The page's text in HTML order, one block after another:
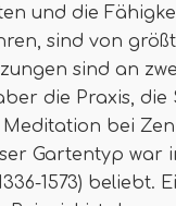
und die
sind von
sind an
die Praxis, die
bei
Gartentyp war
1573) beliebt.